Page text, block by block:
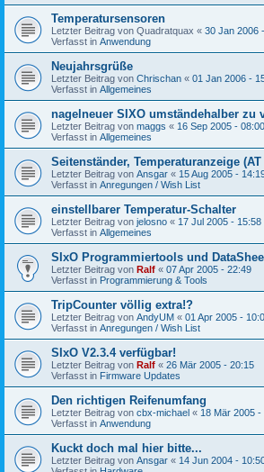
Temperatursensoren
Letzter Beitrag von Quadratquax « 30 Jan 2006
Verfasst in Anwendung
Neujahrsgrüße
Letzter Beitrag von Chrischan « 01 Jan 2006 -
Verfasst in Allgemeines
nagelneuer SIXO umständehalber zu
Letzter Beitrag von maggs « 16 Sep 2005 - 08:00
Verfasst in Allgemeines
Seitenständer, Temperaturanzeige (AT
Letzter Beitrag von Ansgar « 15 Aug 2005 -
Verfasst in Anregungen / Wish List
einstellbarer Temperatur-Schalter
Letzter Beitrag von jelosno « 17 Jul 2005 - 15:58
Verfasst in Allgemeines
SIxO Programmiertools und
Letzter Beitrag von Ralf « 07 Apr 2005 - 22:49
Verfasst in Programmierung & Tools
TripCounter völlig extra!?
Letzter Beitrag von AndyUM « 01 Apr 2005 -
Verfasst in Anregungen / Wish List
SIxO V2.3.4 verfügbar!
Letzter Beitrag von Ralf « 26 Mär 2005 - 20:15
Verfasst in Firmware Updates
Den richtigen Reifenumfang
Letzter Beitrag von cbx-michael « 18 Mär 2005 -
Verfasst in Anwendung
Kuckt doch mal hier bitte...
Letzter Beitrag von Ansgar « 14 Jun 2004 -